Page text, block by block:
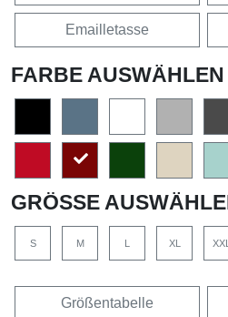
Emailletasse
FARBE AUSWÄHLEN
GRÖSSE AUSWÄHLEN
S M L XL XXL
Größentabelle